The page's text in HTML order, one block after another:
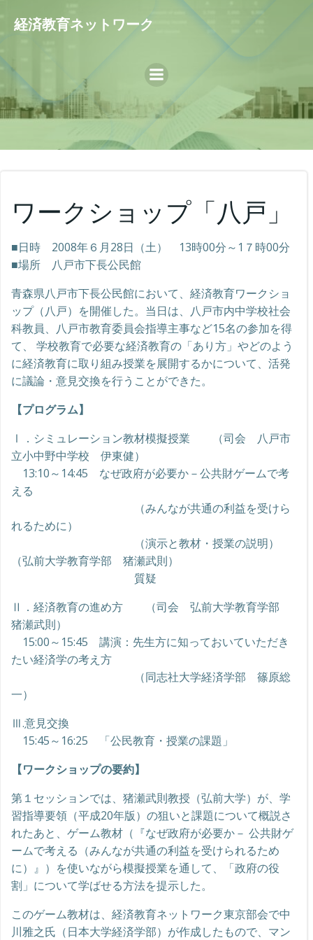
ツ
経済教育ネットワーク
ワークショップ「八戸」
■日時 2008年６月28日（土） 13時00分～1７時00分
■場所 八戸市下長公民館
青森県八戸市下長公民館において、経済教育ワークショ
ップ（八戸）を開催した。当日は、八戸市内中学校社会
科教員、八戸市教育委員会指導主事など15名の参加を得
て、 学校教育で必要な経済教育の「あり方」やどのよう
に経済教育に取り組み授業を展開するかについて、活発
に議論・意見交換を行うことができた。
【プログラム】
Ⅰ．シミュレーション教材模擬授業 （司会 八戸市
立小中野中学校 伊東健）
13:10～14:45 なぜ政府が必要か－公共財ゲームで考
える
（みんなが共通の利益を受けら
れるために）
（演示と教材・授業の説明）
（弘前大学教育学部 猪瀬武則）
質疑
Ⅱ．経済教育の進め方 （司会 弘前大学教育学部
猪瀬武則）
15:00～15:45 講演：先生方に知っておいていただき
たい経済学の考え方
（同志社大学経済学部 篠原総
一）
Ⅲ.意見交換
15:45～16:25 「公民教育・授業の課題」
【ワークショップの要約】
第１セッションでは、猪瀬武則教授（弘前大学）が、学
習指導要領（平成20年版）の狙いと課題について概説さ
れたあと、ゲーム教材（『なぜ政府が必要か－ 公共財ゲ
ームで考える（みんなが共通の利益を受けられるため
に）』）を使いながら模擬授業を通して、「政府の役
割」について学ばせる方法を提示した。
このゲーム教材は、経済教育ネットワーク東京部会で中
川雅之氏（日本大学経済学部）が作成したもので、マン